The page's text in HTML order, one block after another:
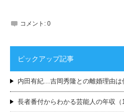
コメント: 0
ピックアップ記事
内田有紀…吉岡秀隆との離婚理由は
長者番付からわかる芸能人の年収（